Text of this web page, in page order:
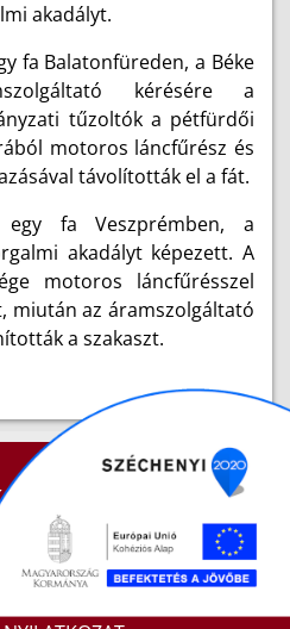
akadályt.
fa Balatonfüreden, a Béke
kérésére a
tűzoltók a pétfürdői
motoros láncfűrész és
távolították el a fát.
egy fa Veszprémben, a
akadályt képezett. A
motoros láncfűrésszel
miután az áramszolgáltató
a szakaszt.
TÁJÉKOZTATÓ